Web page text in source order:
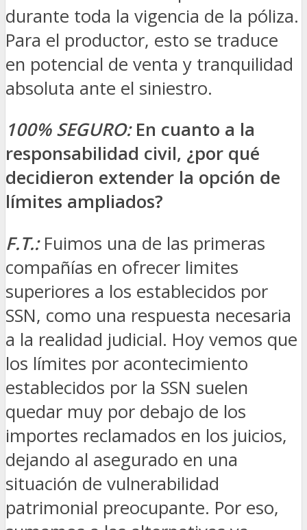
durante toda la vigencia de la póliza.
Para el productor, esto se traduce
en potencial de venta y tranquilidad
absoluta ante el siniestro.
100% SEGURO:En cuanto a la
responsabilidad civil, ¿por qué
decidieron extender la opción de
límites ampliados?
F.T.: Fuimos una de las primeras
compañías en ofrecer limites
superiores a los establecidos por
SSN, como una respuesta necesaria
a la realidad judicial. Hoy vemos que
los límites por acontecimiento
establecidos por la SSN suelen
quedar muy por debajo de los
importes reclamados en los juicios,
dejando al asegurado en una
situación de vulnerabilidad
patrimonial preocupante. Por eso,